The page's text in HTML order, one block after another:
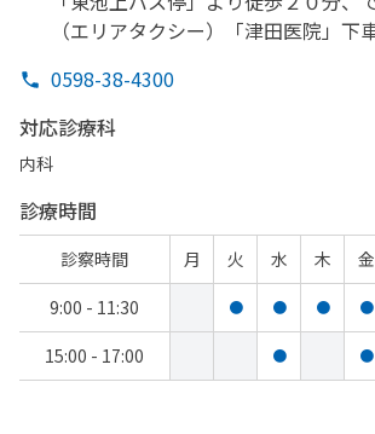
（エリアタクシー）
「津田医院」 下
0598-38-4300
対応診療科
内科
診療時間
診察時間 月 火 水 木 金
9:00 - 11:30
● ● ● ●
15:00 - 17:00 ● ●